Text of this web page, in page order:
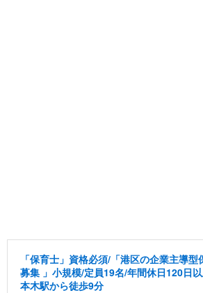
「保育士」資格必須/「港区の企業主導
募集 」小規模/定員19名/年間休日120日
本木駅から徒歩9分